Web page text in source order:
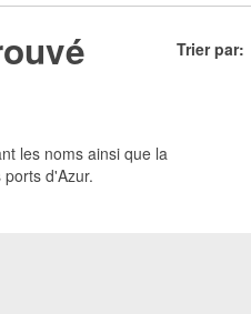
Trier par
les noms ainsi que la
d'Azur.